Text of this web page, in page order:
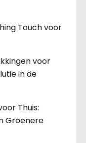
Touch voor
voor
in de
Thuis:
Groenere